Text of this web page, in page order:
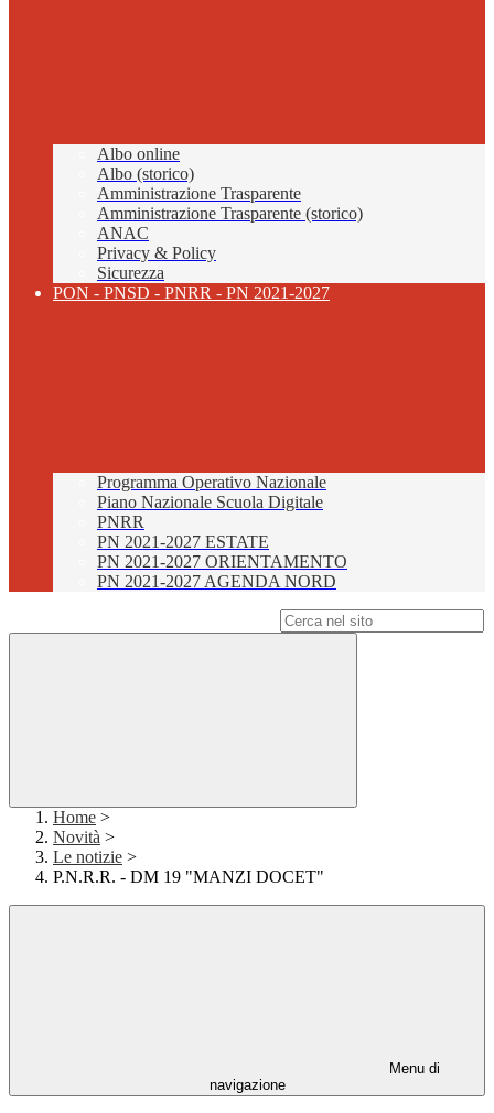
Albo online
Albo (storico)
Amministrazione Trasparente
Amministrazione Trasparente (storico)
ANAC
Privacy & Policy
Sicurezza
PON - PNSD - PNRR - PN 2021-2027
Programma Operativo Nazionale
Piano Nazionale Scuola Digitale
PNRR
PN 2021-2027 ESTATE
PN 2021-2027 ORIENTAMENTO
PN 2021-2027 AGENDA NORD
Home >
Novità >
Le notizie >
P.N.R.R. - DM 19 "MANZI DOCET"
Menu di
navigazione